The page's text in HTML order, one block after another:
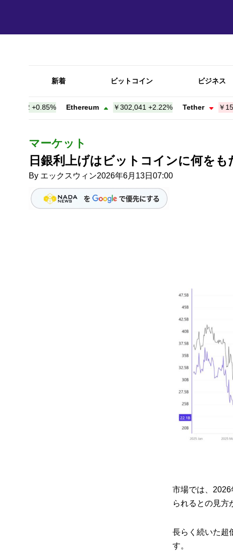
新着 ビットコイン ビジネス
0.85% Ethereum ￥302,041 +2.22% Tether ￥
マーケット
日銀利上げはビットコインに何を
By エックスウィン2026年6月13日07:00
市場では、
られるとの見方
長らく続いた超
す。